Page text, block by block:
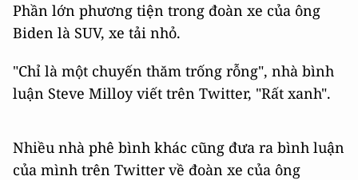
Phần lớn phương tiện trong đoàn xe của ông
Biden là SUV, xe tải nhỏ.
"Chỉ là một chuyến thăm trống rỗng", nhà bình
luận Steve Milloy viết trên Twitter, "Rất xanh".
Nhiều nhà phê bình khác cũng đưa ra bình luận
của mình trên Twitter về đoàn xe của ông